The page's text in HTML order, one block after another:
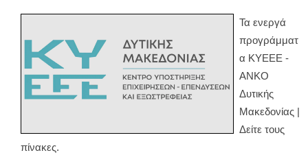
Τα ενεργά
προγράμματ
α ΚΥΕΕΕ -
ΑΝΚΟ
Δυτικής
Μακεδονίας |
Δείτε τους
πίνακες.